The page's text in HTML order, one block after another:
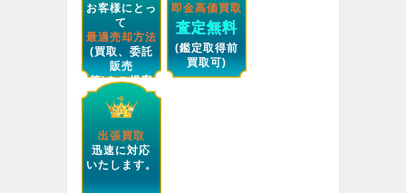
お客様にとっ
て
最適売却方法
(買取、委託
販売
等)をご提案
します。
即金高価買取
査定無料
(鑑定取得前
買取可)
出張買取
迅速に対応
いたします。